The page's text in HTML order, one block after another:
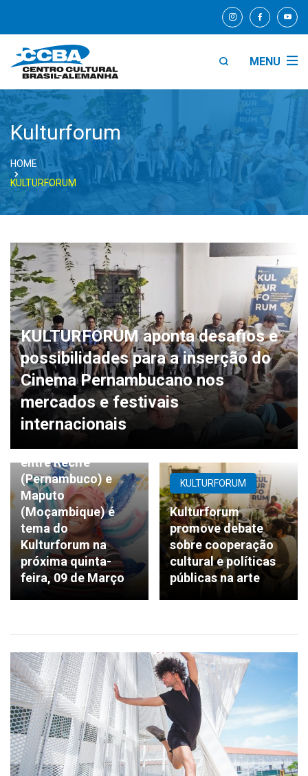
MENU
Kulturforum
HOME
KULTURFORUM
KULTURFORUM aponta desafios e
possibilidades para a inserção do
Cinema Pernambucano nos
mercados e festivais
internacionais
KULTURFORUM
Interações culturais
entre Recife
(Pernambuco) e
Maputo
(Moçambique) é
tema do
Kulturforum na
próxima quinta-
feira, 09 de Março
KULTURFORUM
Kulturforum
promove debate
sobre cooperação
cultural e políticas
públicas na arte